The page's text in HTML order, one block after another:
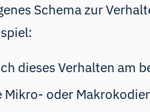
Schema zur
dieses Verhalten am
Mikro- oder